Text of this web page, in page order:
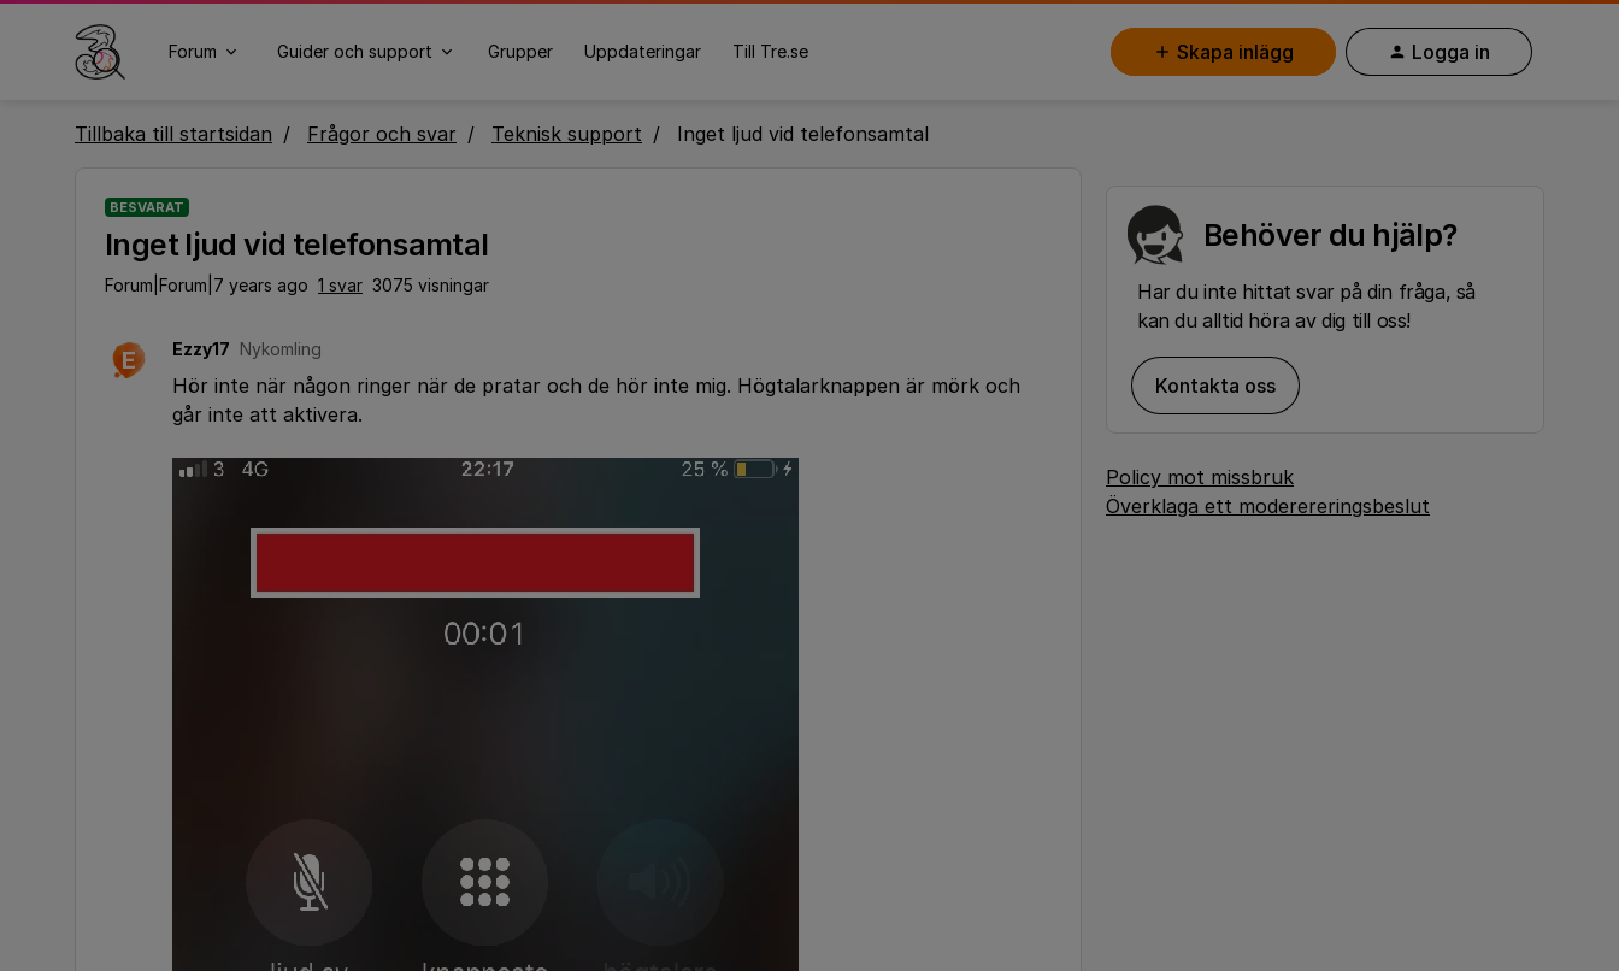
Forum Guider och support Grupper Uppdateringar Till Tre.se Skapa inlägg Logga in
Tillbaka till startsidan Frågor och svar Teknisk support Inget ljud vid telefonsamtal
BESVARAT
Inget ljud vid telefonsamtal
Forum|Forum|7 years ago 1 svar 3075 visningar
E Ezzy17 Nykomling
Hör inte när någon ringer när de pratar och de hör inte mig. Högtalarknappen är mörk och
går inte att aktivera.
Behöver du hjälp?
Har du inte hittat svar på din fråga, så
kan du alltid höra av dig till oss!
Kontakta oss
Policy mot missbruk
Överklaga ett moderereringsbeslut